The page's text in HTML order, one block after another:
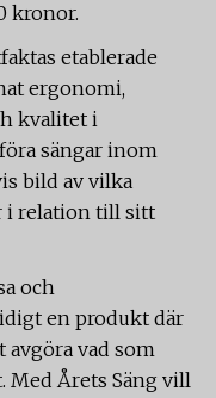
kronor.
etablerade
ergonomi,
kvalitet i
sängar inom
bild av vilka
i relation till sitt
och
en produkt där
vad som
Med Årets Säng vill